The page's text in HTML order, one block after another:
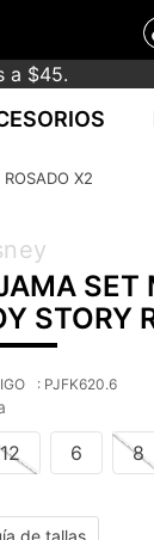
a $45.
X2
SET
STORY
: PJFK620.6
12 6 8
de tallas